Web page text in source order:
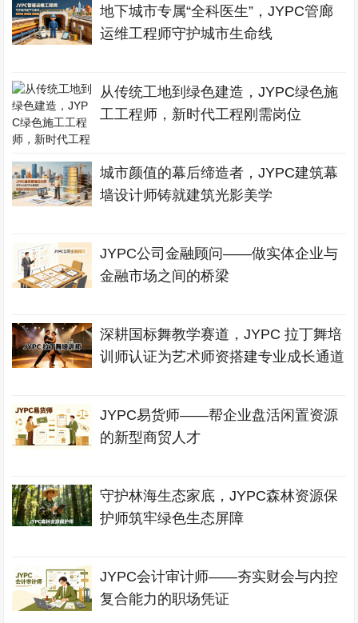
地下城市专属“全科医生”，JYPC管廊
运维工程师守护城市生命线
从传统工地到绿色建造，JYPC绿色施
工工程师，新时代工程刚需岗位
城市颜值的幕后缔造者，JYPC建筑幕
墙设计师铸就建筑光影美学
JYPC公司金融顾问——做实体企业与
金融市场之间的桥梁
深耕国标舞教学赛道，JYPC 拉丁舞培
训师认证为艺术师资搭建专业成长通道
JYPC易货师——帮企业盘活闲置资源
的新型商贸人才
守护林海生态家底，JYPC森林资源保
护师筑牢绿色生态屏障
JYPC会计审计师——夯实财会与内控
复合能力的职场凭证